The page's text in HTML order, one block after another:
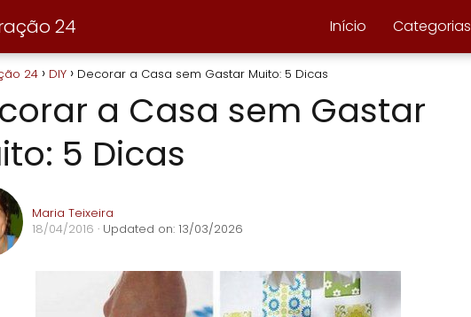
24 Início Categorias
24 DIY Decorar a Casa sem Gastar Muito: 5 Dicas
a Casa sem Gastar
5 Dicas
Maria Teixeira
18/04/2016 · Updated on: 13/03/2026